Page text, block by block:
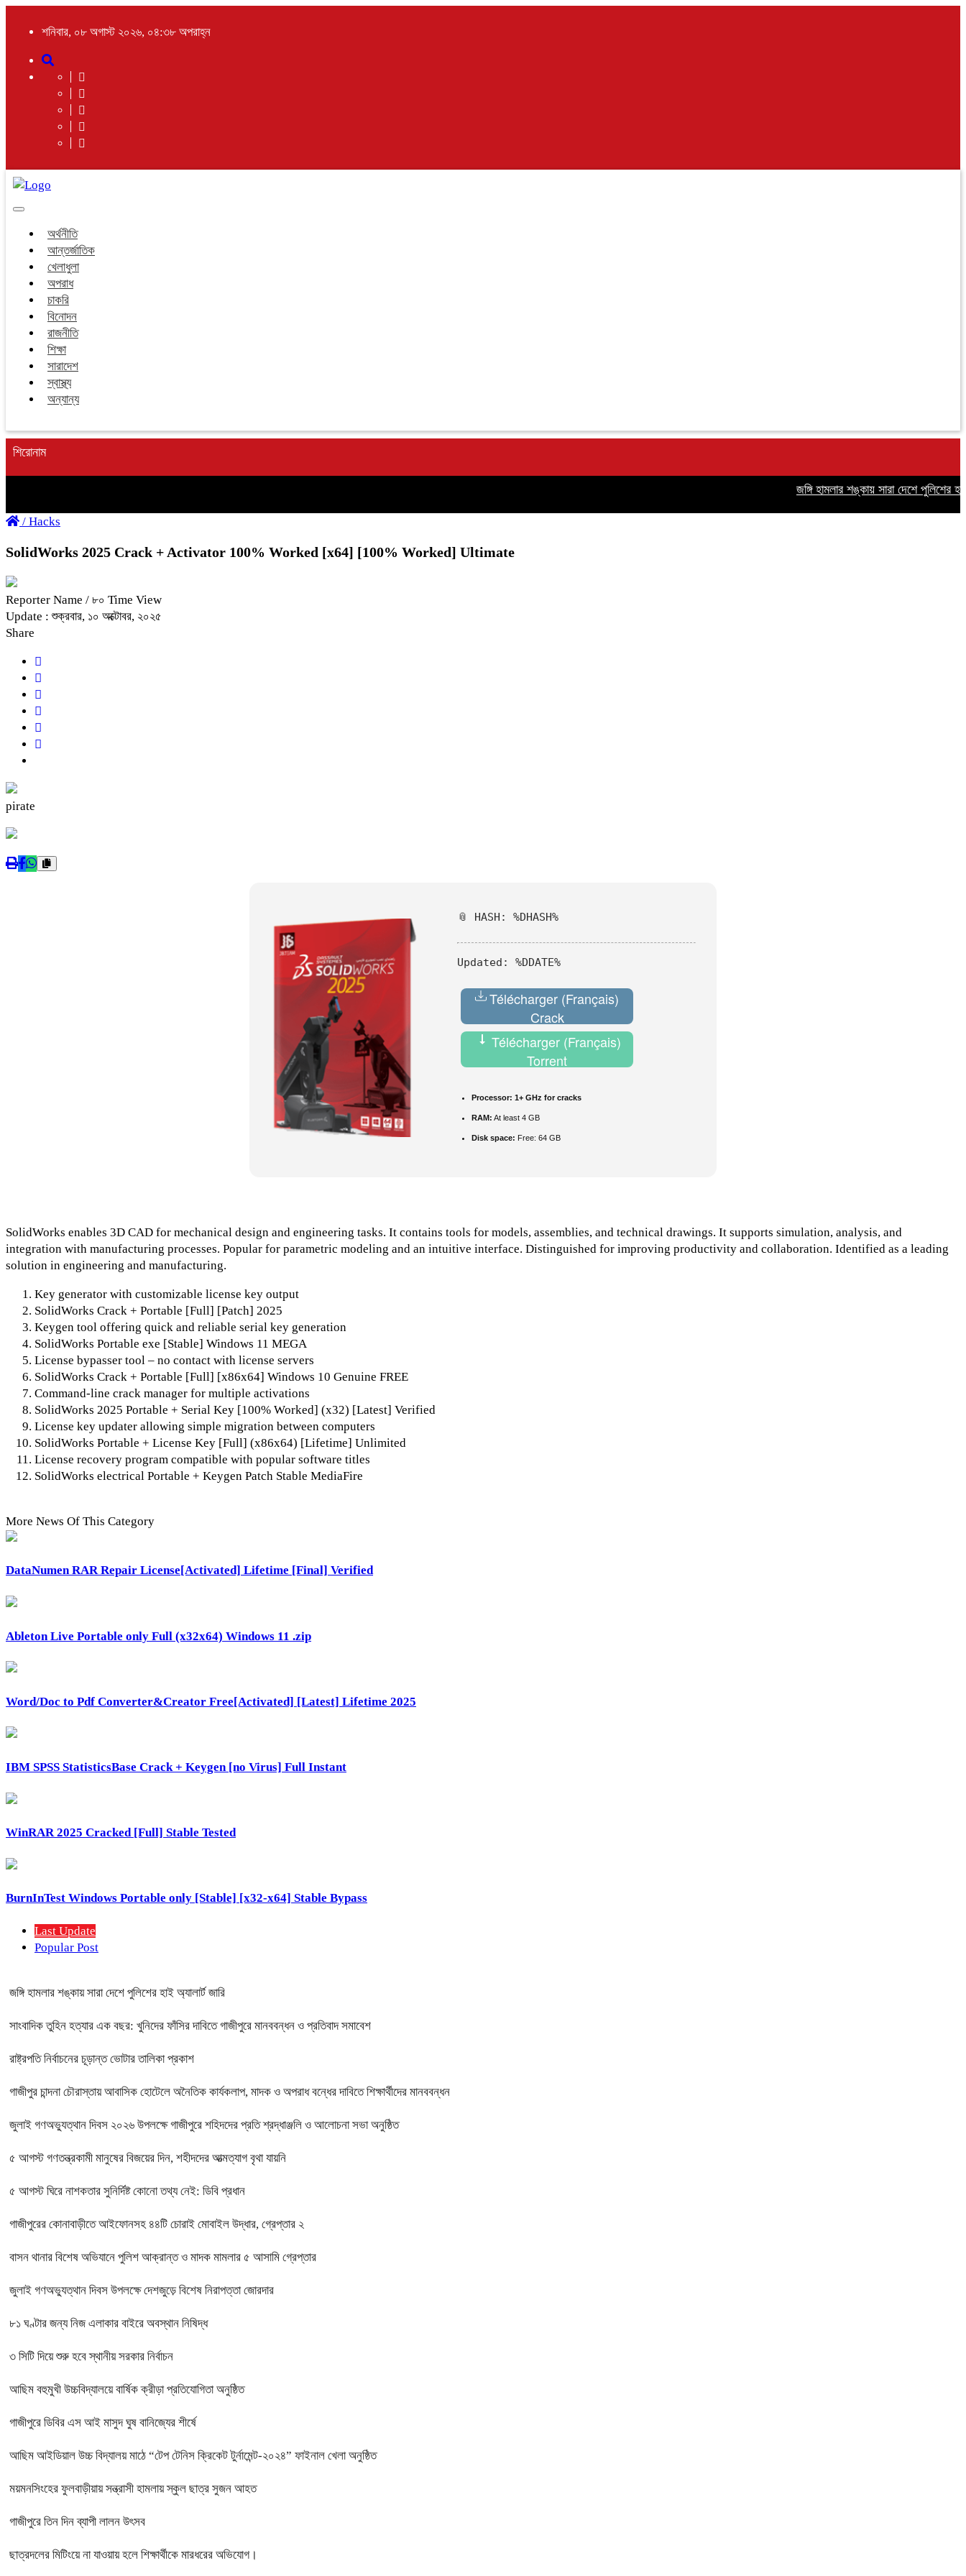
শনিবার, ০৮ অগাস্ট ২০২৬, ০৪:৩৮ অপরাহ্ন
Toggle
অর্থনীতি
আন্তর্জাতিক
খেলাধুলা
অপরাধ
চাকরি
বিনোদন
রাজনীতি
শিক্ষা
সারাদেশ
স্বাস্থ্য
অন্যান্য
শিরোনাম
জঙ্গি হামলার শঙ্কায় সারা দেশে পুলিশের হাই
/ Hacks
SolidWorks 2025 Crack + Activator 100% Worked [x64] [100% Worked] Ultimate
Reporter Name / ৮০ Time View
Update : শুক্রবার, ১০ অক্টোবর, ২০২৫
Share
pirate
📎 HASH: %DHASH%
Updated: %DDATE%
Télécharger (Français)
Crack
Télécharger (Français)
Torrent
Processor: 1+ GHz for cracks
RAM: At least 4 GB
Disk space: Free: 64 GB
SolidWorks enables 3D CAD for mechanical design and engineering tasks. It contains tools for models, assemblies, and technical drawings. It supports simulation, analysis, and
integration with manufacturing processes. Popular for parametric modeling and an intuitive interface. Distinguished for improving productivity and collaboration. Identified as a leading
solution in engineering and manufacturing.
Key generator with customizable license key output
SolidWorks Crack + Portable [Full] [Patch] 2025
Keygen tool offering quick and reliable serial key generation
SolidWorks Portable exe [Stable] Windows 11 MEGA
License bypasser tool – no contact with license servers
SolidWorks Crack + Portable [Full] [x86x64] Windows 10 Genuine FREE
Command-line crack manager for multiple activations
SolidWorks 2025 Portable + Serial Key [100% Worked] (x32) [Latest] Verified
License key updater allowing simple migration between computers
SolidWorks Portable + License Key [Full] (x86x64) [Lifetime] Unlimited
License recovery program compatible with popular software titles
SolidWorks electrical Portable + Keygen Patch Stable MediaFire
More News Of This Category
DataNumen RAR Repair License[Activated] Lifetime [Final] Verified
Ableton Live Portable only Full (x32x64) Windows 11 .zip
Word/Doc to Pdf Converter&Creator Free[Activated] [Latest] Lifetime 2025
IBM SPSS StatisticsBase Crack + Keygen [no Virus] Full Instant
WinRAR 2025 Cracked [Full] Stable Tested
BurnInTest Windows Portable only [Stable] [x32-x64] Stable Bypass
Last Update
Popular Post
জঙ্গি হামলার শঙ্কায় সারা দেশে পুলিশের হাই অ্যালার্ট জারি
সাংবাদিক তুহিন হত্যার এক বছর: খুনিদের ফাঁসির দাবিতে গাজীপুরে মানববন্ধন ও প্রতিবাদ সমাবেশ
রাষ্ট্রপতি নির্বাচনের চূড়ান্ত ভোটার তালিকা প্রকাশ
গাজীপুর চান্দনা চৌরাস্তায় আবাসিক হোটেলে অনৈতিক কার্যকলাপ, মাদক ও অপরাধ বন্ধের দাবিতে শিক্ষার্থীদের মানববন্ধন
জুলাই গণঅভ্যুত্থান দিবস ২০২৬ উপলক্ষে গাজীপুরে শহিদদের প্রতি শ্রদ্ধাঞ্জলি ও আলোচনা সভা অনুষ্ঠিত
৫ আগস্ট গণতন্ত্রকামী মানুষের বিজয়ের দিন, শহীদদের আত্মত্যাগ বৃথা যায়নি
৫ আগস্ট ঘিরে নাশকতার সুনির্দিষ্ট কোনো তথ্য নেই: ডিবি প্রধান
গাজীপুরের কোনাবাড়ীতে আইফোনসহ ৪৪টি চোরাই মোবাইল উদ্ধার, গ্রেপ্তার ২
বাসন থানার বিশেষ অভিযানে পুলিশ আক্রান্ত ও মাদক মামলার ৫ আসামি গ্রেপ্তার
জুলাই গণঅভ্যুত্থান দিবস উপলক্ষে দেশজুড়ে বিশেষ নিরাপত্তা জোরদার
৮১ ঘণ্টার জন্য নিজ এলাকার বাইরে অবস্থান নিষিদ্ধ
৩ সিটি দিয়ে শুরু হবে স্থানীয় সরকার নির্বাচন
আছিম বহুমুখী উচ্চবিদ্যালয়ে বার্ষিক ক্রীড়া প্রতিযোগিতা অনুষ্ঠিত
গাজীপুরে ডিবির এস আই মাসুদ ঘুষ বানিজ্যের শীর্ষে
আছিম আইডিয়াল উচ্চ বিদ্যালয় মাঠে “টেপ টেনিস ক্রিকেট টুর্নামেন্ট-২০২৪” ফাইনাল খেলা অনুষ্ঠিত
ময়মনসিংহের ফুলবাড়ীয়ায় সন্ত্রাসী হামলায় স্কুল ছাত্র সুজন আহত
গাজীপুরে তিন দিন ব্যাপী লালন উৎসব
ছাত্রদলের মিটিংয়ে না যাওয়ায় হলে শিক্ষার্থীকে মারধরের অভিযোগ।